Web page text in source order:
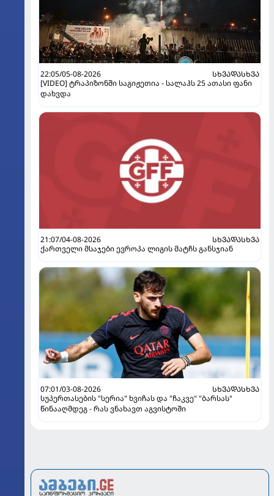
22:05/05-08-2026
ᲡᲮᲕᲐᲓᲐᲡᲮᲕᲐ
[VIDEO] ტრაპიზონში საგიჟეთია - სალაჰს 25 ათასი ფანი
დახვდა
21:07/04-08-2026
ᲡᲮᲕᲐᲓᲐᲡᲮᲕᲐ
ქართველი მსაჯები ევროპა ლიგის მატჩს განსჯიან
07:01/03-08-2026
ᲡᲮᲕᲐᲓᲐᲡᲮᲕᲐ
სუპერთასების "სერია" ხვიჩას და "ჩაკვე" "ბარსას"
წინააღმდეგ - რას ვნახავთ აგვისტოში